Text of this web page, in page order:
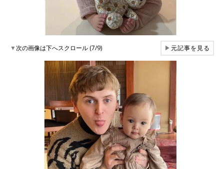
▼次の画像は下へスクロール (7/9) ▶元記事を見る